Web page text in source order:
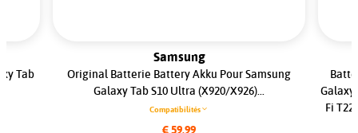
Tab
Samsung
Original Batterie Battery Akku Pour Samsung
Galaxy Tab S10 Ultra (X920/X926)...
Compatibilités
€ 59,99
Galaxy
Fi